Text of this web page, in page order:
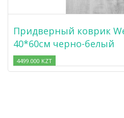
Придверный коврик
40*60см черно-белый
4499.000 KZT